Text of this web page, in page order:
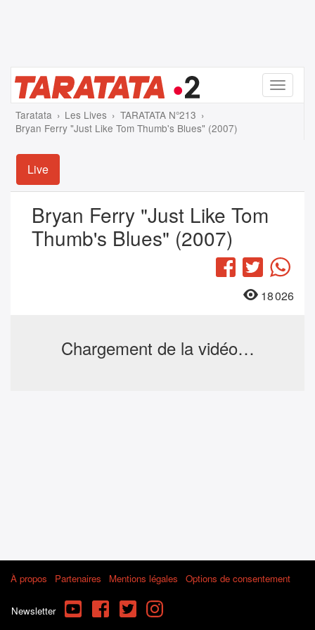
Menu
Taratata Les Lives
TARATATA N°213
Bryan Ferry "Just Like Tom Thumb's Blues" (2007)
Live
Bryan Ferry "Just Like Tom
Thumb's Blues" (2007)
Facebook
Twitter
18 026
Chargement de la vidéo…
À propos Partenaires Mentions légales Options de consentement
Newsletter YouTube FacebookTwitterInstagram